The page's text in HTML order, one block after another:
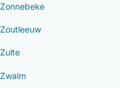
Zonnebeke
Zoutleeuw
Zulte
Zwalm